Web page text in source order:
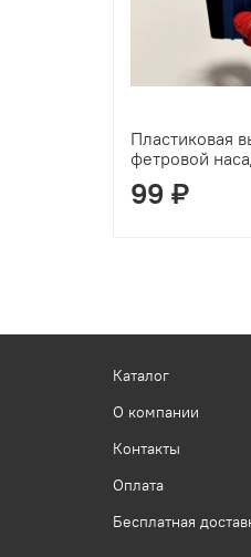
Пластиковая
фетровой
99 ₽
Каталог
О компании
Контакты
Оплата
Бесплатная